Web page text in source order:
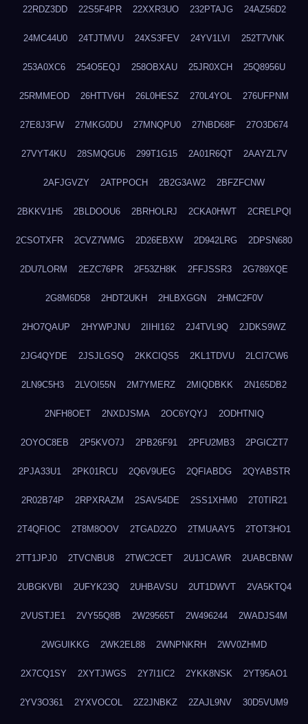
22RDZ3DD 22S5F4PR 22XXR3UO 232PTAJG 24AZ56D2
24MC44U0 24TJTMVU 24XS3FEV 24YV1LVI 252T7VNK
253A0XC6 254O5EQJ 258OBXAU 25JR0XCH 25Q8956U
25RMMEOD 26HTTV6H 26L0HESZ 270L4YOL 276UFPNM
27E8J3FW 27MKG0DU 27MNQPU0 27NBD68F 27O3D674
27VYT4KU 28SMQGU6 299T1G15 2A01R6QT 2AAYZL7V
2AFJGVZY 2ATPPOCH 2B2G3AW2 2BFZFCNW
2BKKV1H5 2BLDOOU6 2BRHOLRJ 2CKA0HWT 2CRELPQI
2CSOTXFR 2CVZ7WMG 2D26EBXW 2D942LRG 2DPSN680
2DU7LORM 2EZC76PR 2F53ZH8K 2FFJSSR3 2G789XQE
2G8M6D58 2HDT2UKH 2HLBXGGN 2HMC2F0V
2HO7QAUP 2HYWPJNU 2IIHI162 2J4TVL9Q 2JDKS9WZ
2JG4QYDE 2JSJLGSQ 2KKCIQS5 2KL1TDVU 2LCI7CW6
2LN9C5H3 2LVOI55N 2M7YMERZ 2MIQDBKK 2N165DB2
2NFH8OET 2NXDJSMA 2OC6YQYJ 2ODHTNIQ
2OYOC8EB 2P5KVO7J 2PB26F91 2PFU2MB3 2PGICZT7
2PJA33U1 2PK01RCU 2Q6V9UEG 2QFIABDG 2QYABSTR
2R02B74P 2RPXRAZM 2SAV54DE 2SS1XHM0 2T0TIR21
2T4QFIOC 2T8M8OOV 2TGAD2ZO 2TMUAAY5 2TOT3HO1
2TT1JPJ0 2TVCNBU8 2TWC2CET 2U1JCAWR 2UABCBNW
2UBGKVBI 2UFYK23Q 2UHBAVSU 2UT1DWVT 2VA5KTQ4
2VUSTJE1 2VY55Q8B 2W29565T 2W496244 2WADJS4M
2WGUIKKG 2WK2EL88 2WNPNKRH 2WV0ZHMD
2X7CQ1SY 2XYTJWGS 2Y7I1IC2 2YKK8NSK 2YT95AO1
2YV3O361 2YXVOCOL 2Z2JNBKZ 2ZAJL9NV 30D5VUM9